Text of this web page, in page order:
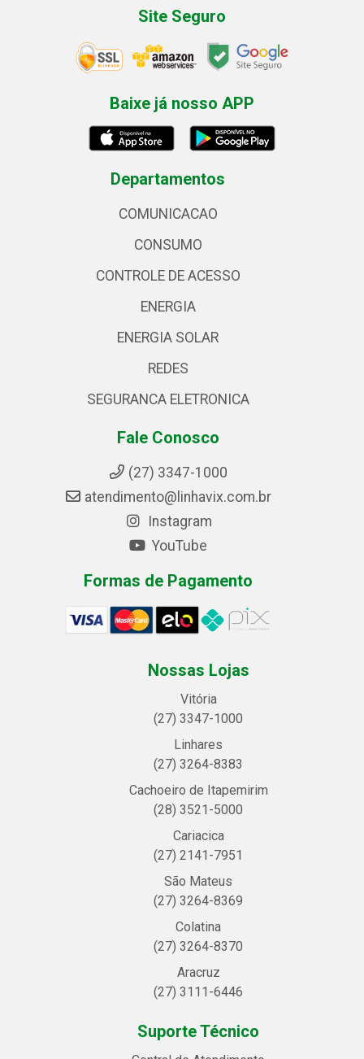
Site Seguro
Baixe já nosso APP
Departamentos
COMUNICACAO
CONSUMO
CONTROLE DE ACESSO
ENERGIA
ENERGIA SOLAR
REDES
SEGURANCA ELETRONICA
Fale Conosco
(27) 3347-1000
atendimento@linhavix.com.br
Instagram
YouTube
Formas de Pagamento
Nossas Lojas
Vitória
(27) 3347-1000
Linhares
(27) 3264-8383
Cachoeiro de Itapemirim
(28) 3521-5000
Cariacica
(27) 2141-7951
São Mateus
(27) 3264-8369
Colatina
(27) 3264-8370
Aracruz
(27) 3111-6446
Suporte Técnico